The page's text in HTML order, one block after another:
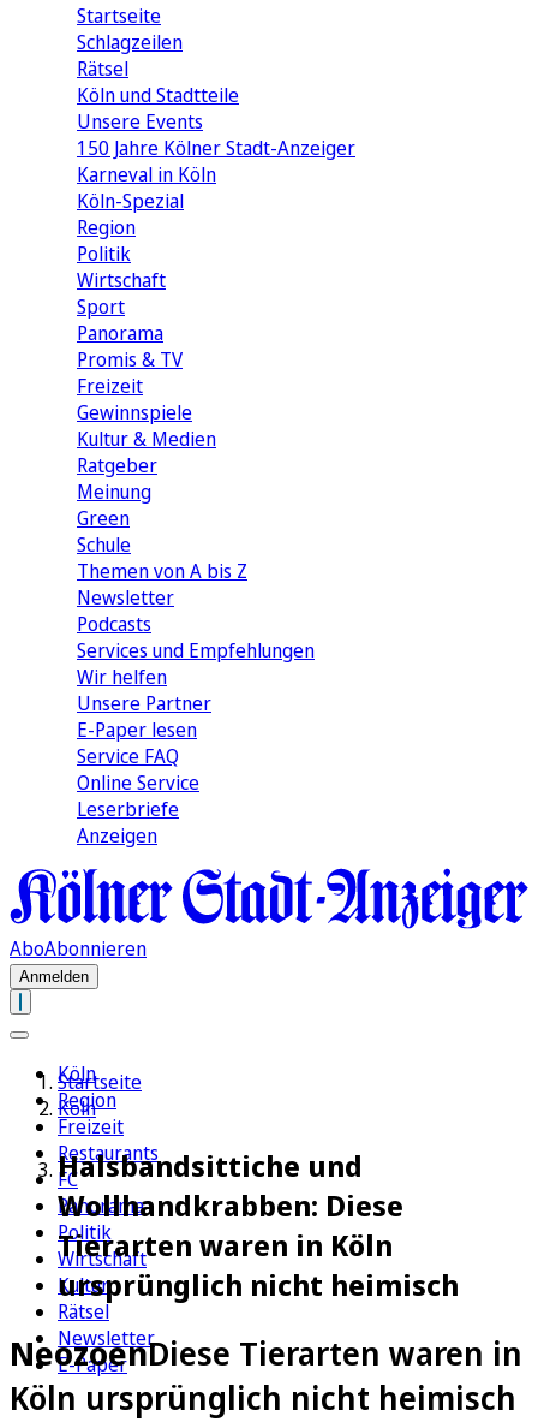
Startseite
Schlagzeilen
Rätsel
Köln und Stadtteile
Unsere Events
150 Jahre Kölner Stadt-Anzeiger
Karneval in Köln
Köln-Spezial
Region
Politik
Wirtschaft
Sport
Panorama
Promis & TV
Freizeit
Gewinnspiele
Kultur & Medien
Ratgeber
Meinung
Green
Schule
Themen von A bis Z
Newsletter
Podcasts
Services und Empfehlungen
Wir helfen
Unsere Partner
E-Paper lesen
Service FAQ
Online Service
Leserbriefe
Anzeigen
AboAbonnieren
Anmelden
Köln
Region
Freizeit
Restaurants
FC
Panorama
Politik
Wirtschaft
Kultur
Rätsel
Newsletter
E-Paper
Startseite
Köln
Halsbandsittiche und
Wollhandkrabben: Diese
Tierarten waren in Köln
ursprünglich nicht heimisch
NeozoenDiese Tierarten waren in
Köln ursprünglich nicht heimisch